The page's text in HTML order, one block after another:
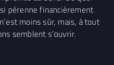
pérenne financièrement
moins sûr, mais, à tout
semblent s’ouvrir.